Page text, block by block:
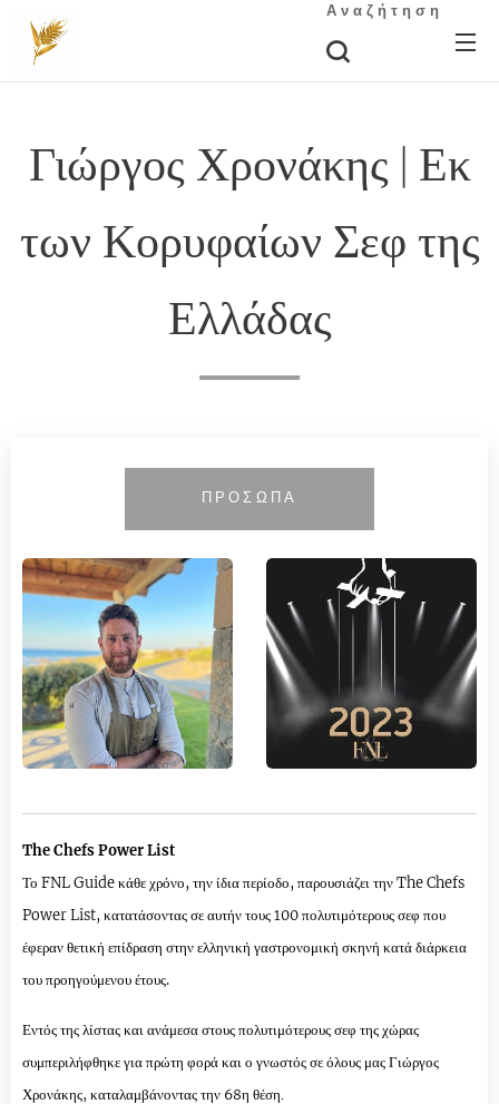
Αναζήτηση
Γιώργος Χρονάκης | Εκ
των Κορυφαίων Σεφ της
Ελλάδας
ΠΡΟΣΩΠΑ
The Chefs Power List
Το FNL Guide κάθε χρόνο, την ίδια περίοδο, παρουσιάζει την The Chefs
Power List, κατατάσοντας σε αυτήν τους 100 πολυτιμότερους σεφ που
έφεραν θετική επίδραση στην ελληνική γαστρονομική σκηνή κατά διάρκεια
του προηγούμενου έτους.
Εντός της λίστας και ανάμεσα στους πολυτιμότερους σεφ της χώρας
συμπεριλήφθηκε για πρώτη φορά και ο γνωστός σε όλους μας Γιώργος
Χρονάκης, καταλαμβάνοντας την 68η θέση.